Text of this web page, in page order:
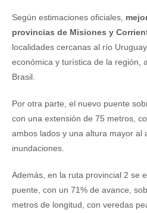
Según estimaciones oficiales,
provincias de Misiones y
localidades cercanas al río
económica y turística de la región,
Brasil.
Por otra parte, el nuevo puente
con una extensión de 75 metros,
ambos lados y una altura mayor al
inundaciones.
Además, en la ruta provincial 2 se
puente, con un 71% de avance,
metros de longitud, con veredas